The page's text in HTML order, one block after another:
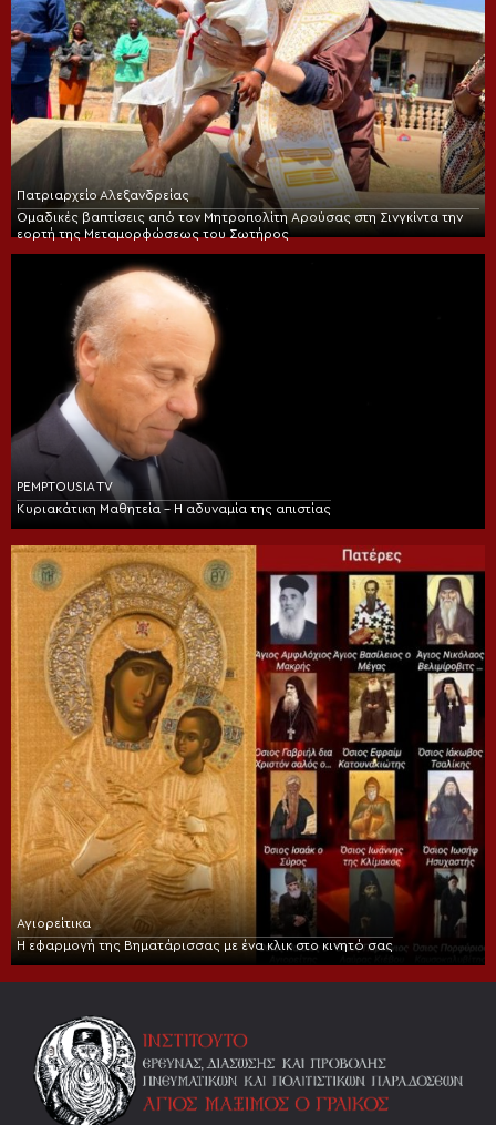
Πατριαρχείο Αλεξανδρείας
Ομαδικές βαπτίσεις από τον Μητροπολίτη Αρούσας στη Σινγκίντα την
εορτή της Μεταμορφώσεως του Σωτήρος
PEMPTOUSIA TV
Κυριακάτικη Μαθητεία – Η αδυναμία της απιστίας
Αγιορείτικα
Η εφαρμογή της Βηματάρισσας με ένα κλικ στο κινητό σας